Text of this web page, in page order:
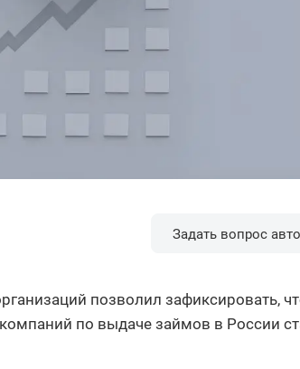
Задать вопрос
позволил зафиксировать,
по выдаче займов в России